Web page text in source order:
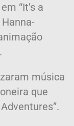
“It’s a
música
que